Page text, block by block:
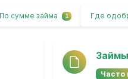
По сумме займа 1 Где
Часто